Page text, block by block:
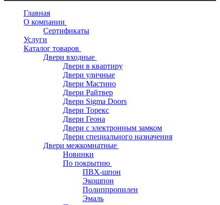
Главная
О компании
Сертификаты
Услуги
Каталог товаров
Двери входные
Двери в квартиру
Двери уличные
Двери Мастино
Двери Райтвер
Двери Sigma Doors
Двери Торекс
Двери Геона
Двери с электронным замком
Двери специального назначения
Двери межкомнатные
Новинки
По покрытию
ПВХ-шпон
Экошпон
Полиппропилен
Эмаль